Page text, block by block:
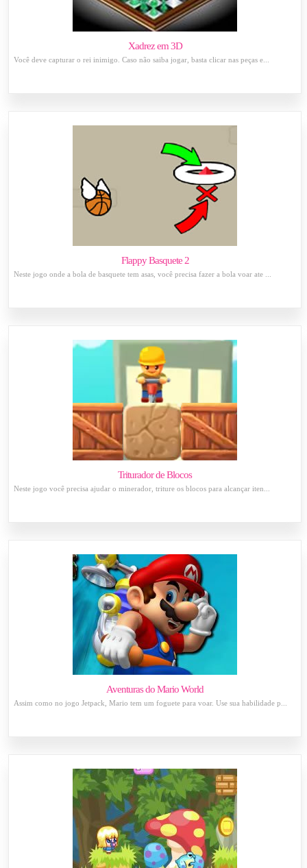
Xadrez em 3D
Você deve capturar o rei inimigo. Caso não saiba jogar, basta clicar nas peças e...
Flappy Basquete 2
Neste jogo onde a bola de basquete tem asas, você precisa fazer a bola voar ate ...
Triturador de Blocos
Neste jogo você precisa ajudar o minerador, triture os blocos para alcançar iten...
Aventuras do Mario World
Assim como no jogo Jetpack, Mario tem um foguete para voar. Use sua habilidade p...